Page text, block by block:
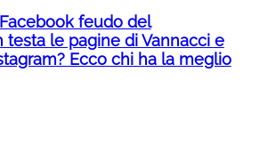
feudo del
testa le pagine di Vannacci e
Ecco chi ha la meglio